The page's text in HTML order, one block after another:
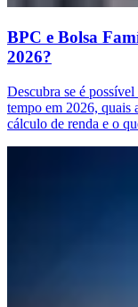
BPC e Bolsa
2026?
Descubra se é
tempo em 2026, quais
cálculo de renda e o